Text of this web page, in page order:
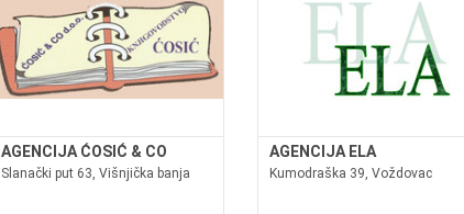
AGENCIJA ĆOSIĆ & CO
Slanački put 63, Višnjička banja
AGENCIJA ELA
Kumodraška 39, Voždovac